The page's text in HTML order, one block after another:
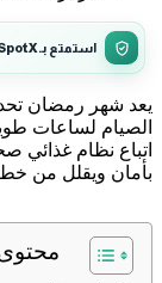
استمتع بـ FitSpotX
يعد شهر رمضان
الصيام لساعات
اتباع نظام
بأمان ويقلل من